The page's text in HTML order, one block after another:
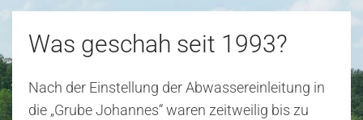
Was geschah seit 1993?
Nach der Einstellung der Abwassereinleitung in
die „Grube Johannes“ waren zeitweilig bis zu